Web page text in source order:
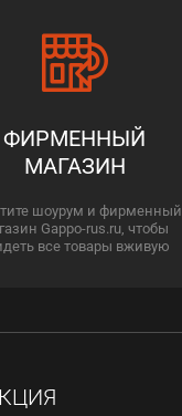
ФИРМЕННЫЙ
МАГАЗИН
шоурум и фирменный
Gappo-rus.ru, чтобы
все товары вживую